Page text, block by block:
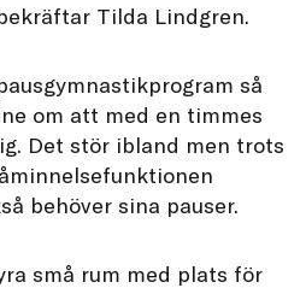
Tilda Lindgren.
så
om att med en timmes
Det stör ibland men trots
behöver sina pauser.
små rum med plats för